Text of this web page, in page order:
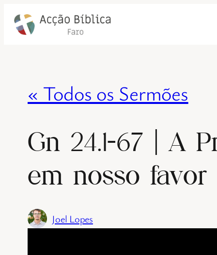
« Todos os Sermões
Gn 24.1-67 | A
em nosso favor
Joel Lopes